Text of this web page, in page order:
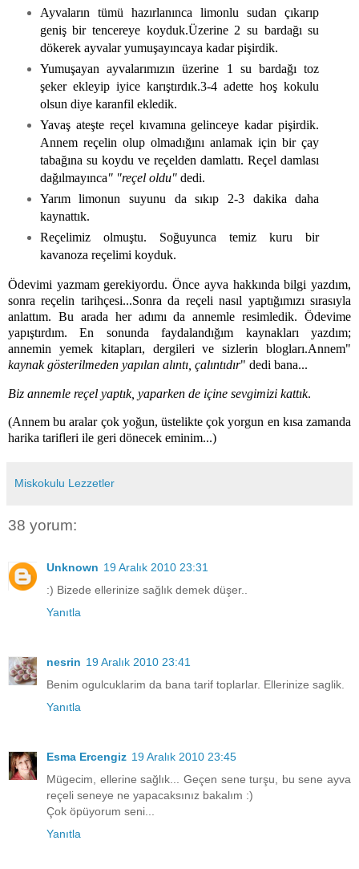
Ayvaların tümü hazırlanınca limonlu sudan çıkarıp
geniş bir tencereye koyduk.Üzerine 2 su bardağı su
dökerek ayvalar yumuşayıncaya kadar pişirdik.
Yumuşayan ayvalarımızın üzerine 1 su bardağı toz
şeker ekleyip iyice karıştırdık.3-4 adette hoş kokulu
olsun diye karanfil ekledik.
Yavaş ateşte reçel kıvamına gelinceye kadar pişirdik.
Annem reçelin olup olmadığını anlamak için bir çay
tabağına su koydu ve reçelden damlattı. Reçel damlası
dağılmayınca" "reçel oldu"dedi.
Yarım limonun suyunu da sıkıp 2-3 dakika daha
kaynattık.
Reçelimiz olmuştu. Soğuyunca temiz kuru bir
kavanoza reçelimi koyduk.
Ödevimi yazmam gerekiyordu. Önce ayva hakkında bilgi yazdım,
sonra reçelin tarihçesi...Sonra da reçeli nasıl yaptığımızı sırasıyla
anlattım. Bu arada her adımı da annemle resimledik. Ödevime
yapıştırdım. En sonunda faydalandığım kaynakları yazdım;
annemin yemek kitapları, dergileri ve sizlerin blogları.Annem"
kaynak gösterilmeden yapılan alıntı, çalıntıdır" dedi bana...
Biz annemle reçel yaptık, yaparken de içine sevgimizi kattık.
(Annem bu aralar çok yoğun, üstelikte çok yorgun en kısa zamanda
harika tarifleri ile geri dönecek eminim...)
Miskokulu Lezzetler
38 yorum:
Unknown 19 Aralık 2010 23:31
:) Bizede ellerinize sağlık demek düşer..
Yanıtla
nesrin 19 Aralık 2010 23:41
Benim ogulcuklarim da bana tarif toplarlar. Ellerinize saglik.
Yanıtla
Esma Ercengiz 19 Aralık 2010 23:45
Mügecim, ellerine sağlık... Geçen sene turşu, bu sene ayva
reçeli seneye ne yapacaksınız bakalım :)
Çok öpüyorum seni...
Yanıtla